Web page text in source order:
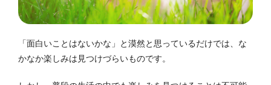
「面白いことはないかな」と漠然と思っているだけでは、な
かなか楽しみは見つけづらいものです。